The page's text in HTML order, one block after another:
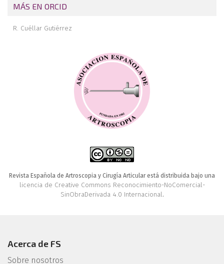
MÁS EN ORCID
R. Cuéllar Gutiérrez
Revista Española de Artroscopia y Cirugía Articular está distribuida bajo una
licencia de Creative Commons Reconocimiento-NoComercial-
SinObraDerivada 4.0 Internacional.
Acerca de FS
Sobre nosotros